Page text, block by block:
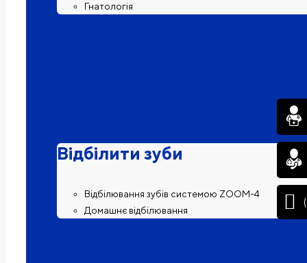
Гнатологія
Відбілити зуби
Відбілювання зубів системою ZOOM-4
Домашнє відбілювання